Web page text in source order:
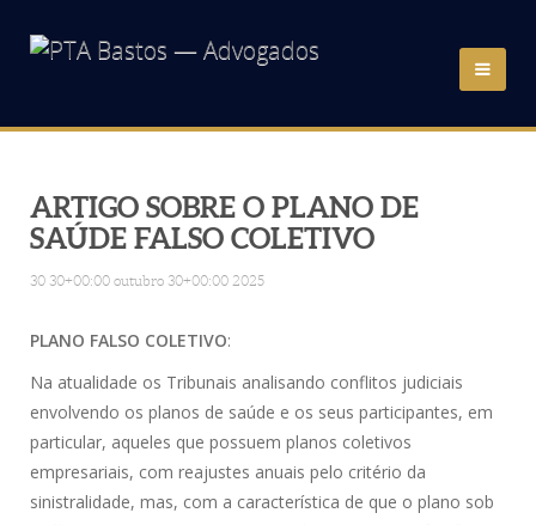
HOME
QUEM SOMOS
ADVOGADOS
NOTÍCIAS
ARTIGO SOBRE O PLANO DE
SAÚDE FALSO COLETIVO
30 30+00:00 outubro 30+00:00 2025
PLANO FALSO COLETIVO:
Na atualidade os Tribunais analisando conflitos judiciais
envolvendo os planos de saúde e os seus participantes, em
particular, aqueles que possuem planos coletivos
empresariais, com reajustes anuais pelo critério da
sinistralidade, mas, com a característica de que o plano sob